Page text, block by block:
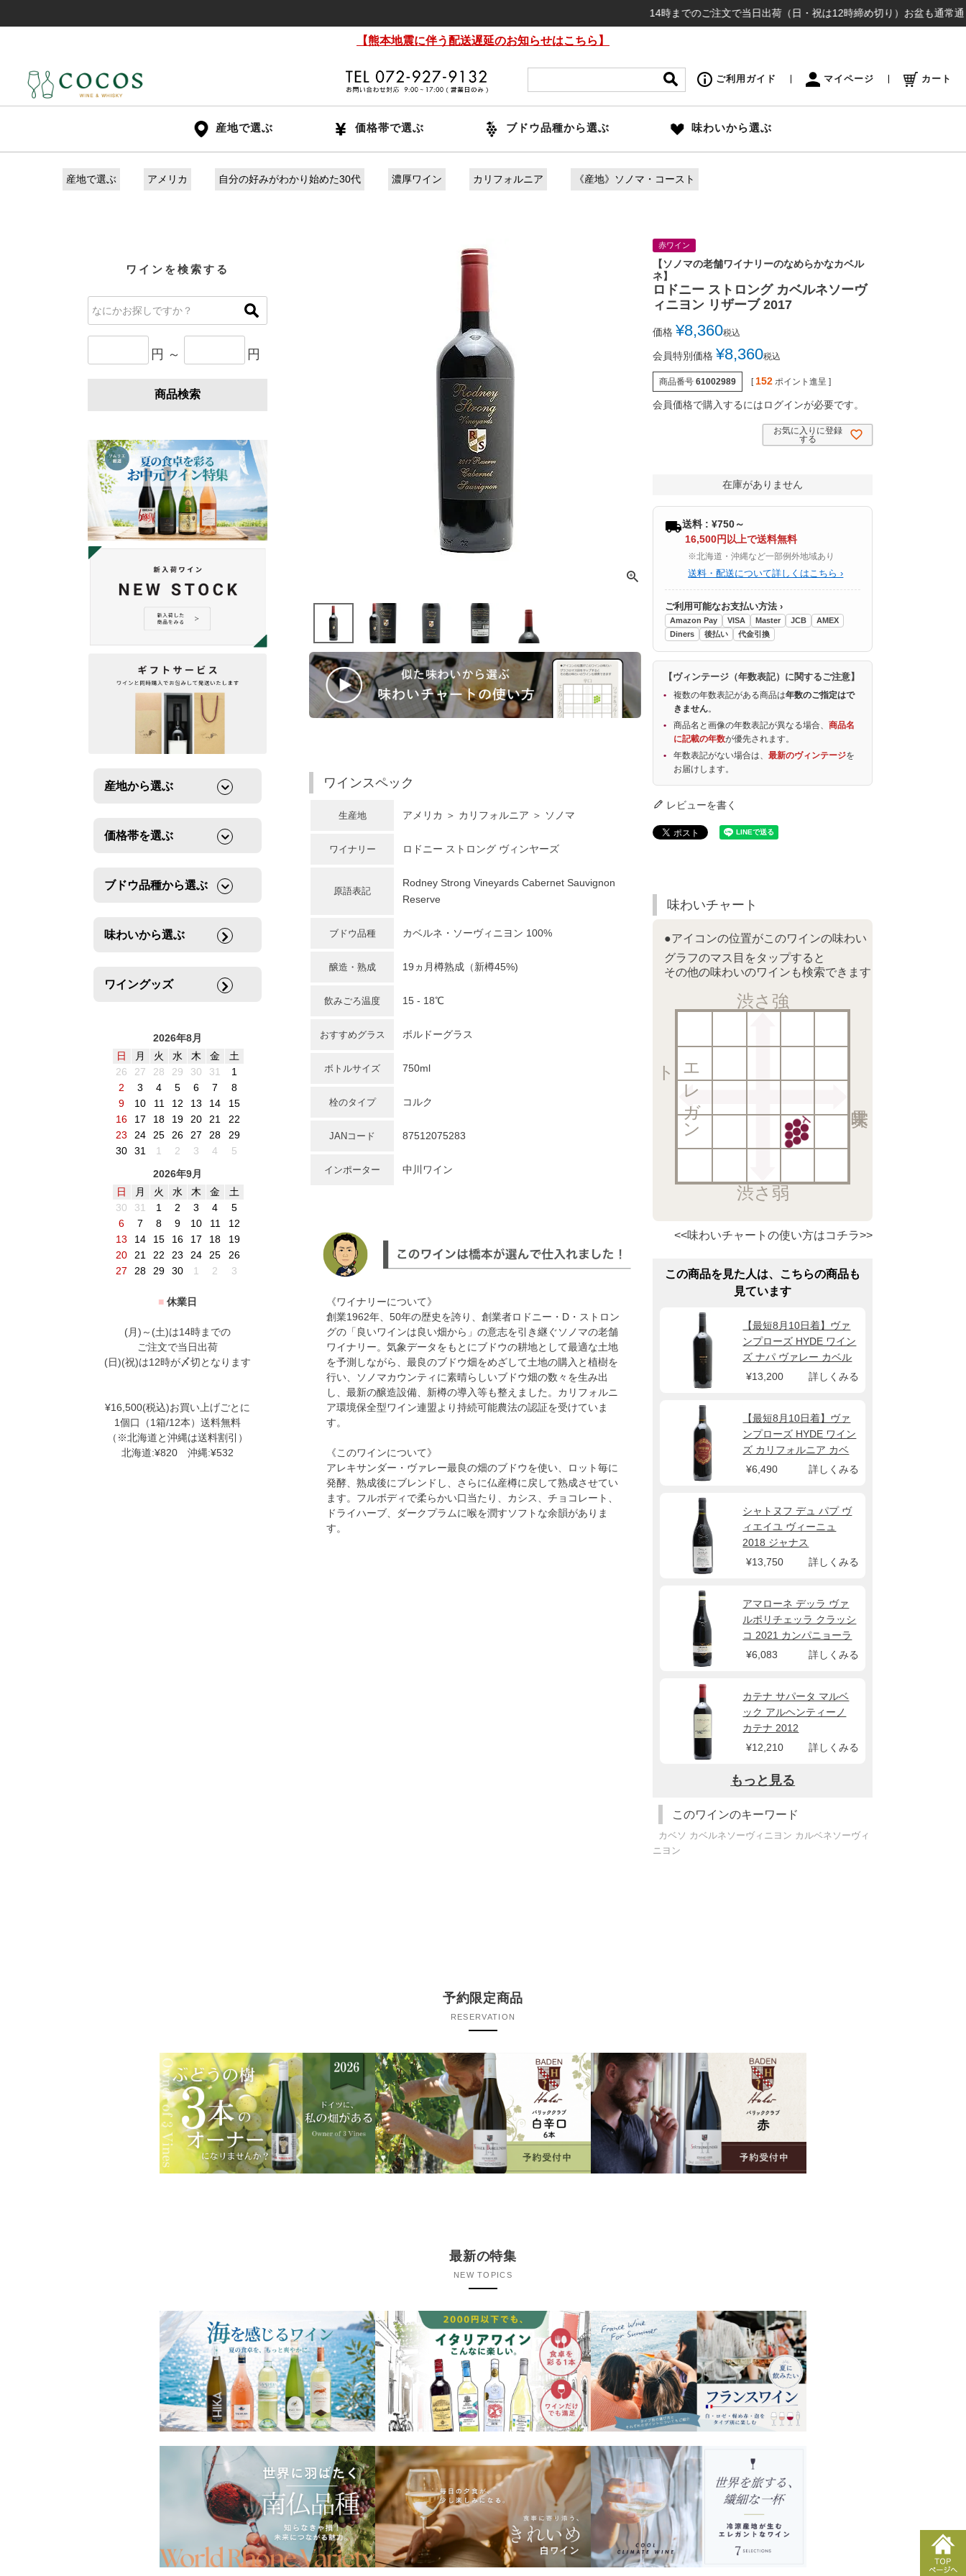
14時までのご注文で当日出荷（日・祝は12時締め切り）お盆も通常通り出
【熊本地震に伴う配送遅延のお知らせはこちら】
ご利用ガイド マイページ カート
産地で選ぶ 価格帯で選ぶ ブドウ品種から選ぶ 味わいから選ぶ
産地で選ぶ アメリカ 自分の好みがわかり始めた30代 濃厚ワイン カリフォルニア 《産地》ソノマ・コースト
ワインを検索する
円 ～ 円
商品検索
産地から選ぶ
価格帯を選ぶ
ブドウ品種から選ぶ
味わいから選ぶ
ワイングッズ
2026年8月
日
月 火 水 木 金
土
26
27 28 29 30 31
1
2
3 4 5 6 7
8
9
10 11 12 13 14
15
16
17 18 19 20 21
22
23
24 25 26 27 28
29
30
31 1 2 3 4
5
2026年9月
日
月 火 水 木 金
土
30
31 1 2 3 4
5
6
7 8 9 10 11
12
13
14 15 16 17 18
19
20
21 22 23 24 25
26
27
28 29 30 1 2 3
■ 休業日
(月)～(土)は14時までの
ご注文で当日出荷
(日)(祝)は12時が〆切となります
¥16,500(税込)お買い上げごとに
1個口（1箱/12本）送料無料
（※北海道と沖縄は送料割引）
北海道:¥820 沖縄:¥532
ワインスペック
生産地 アメリカ ＞ カリフォルニア ＞ ソノマ
ワイナリー ロドニー ストロング ヴィンヤーズ
原語表記
Rodney Strong Vineyards Cabernet Sauvignon
Reserve
ブドウ品種 カベルネ・ソーヴィニヨン 100%
醸造・熟成 19ヵ月樽熟成（新樽45%)
飲みごろ温度 15 - 18℃
おすすめグラス ボルドーグラス
ボトルサイズ 750ml
栓のタイプ コルク
JANコード 87512075283
インポーター 中川ワイン
《ワイナリーについて》
創業1962年、50年の歴史を誇り、創業者ロドニー・D・ストロン
グの「良いワインは良い畑から」の意志を引き継ぐソノマの老舗
ワイナリー。気象データをもとにブドウの耕地として最適な土地
を予測しながら、最良のブドウ畑をめざして土地の購入と植樹を
行い、ソノマカウンティに素晴らしいブドウ畑の数々を生み出
し、最新の醸造設備、新樽の導入等も整えました。カリフォルニ
ア環境保全型ワイン連盟より持続可能農法の認証を受けていま
す。
《このワインについて》
アレキサンダー・ヴァレー最良の畑のブドウを使い、ロット毎に
発酵、熟成後にブレンドし、さらに仏産樽に戻して熟成させてい
ます。フルボディで柔らかい口当たり、カシス、チョコレート、
ドライハーブ、ダークプラムに喉を潤すソフトな余韻がありま
す。
赤ワイン
【ソノマの老舗ワイナリーのなめらかなカベル
ネ】
ロドニー ストロング カベルネソーヴ
ィニヨン リザーブ 2017
価格 ¥8,360税込
会員特別価格 ¥8,360税込
商品番号 61002989 [ 152 ポイント進呈 ]
会員価格で購入するにはログインが必要です。
お気に入りに登録
する
在庫がありません
送料 : ¥750～
16,500円以上で送料無料
※北海道・沖縄など一部例外地域あり
送料・配送について詳しくはこちら ›
ご利用可能なお支払い方法 ›
Amazon Pay VISA Master JCB
AMEX
Diners
後払い 代金引換
【ヴィンテージ（年数表記）に関するご注意】
複数の年数表記がある商品は年数のご指定はで
きません。
商品名と画像の年数表記が異なる場合、商品名
に記載の年数が優先されます。
年数表記がない場合は、最新のヴィンテージを
お届けします。
レビューを書く
味わいチャート
●アイコンの位置がこのワインの味わい
グラフのマス目をタップすると
その他の味わいのワインも検索できます
渋さ強
渋さ弱
エ
レ
ガ
ン
ト
<<味わいチャートの使い方はコチラ>>
この商品を見た人は、こちらの商品も
見ています
【最短8月10日着】ヴァ
ンプローズ HYDE ワイン
ズ ナパ ヴァレー カベル
ネ ソーヴィニヨン 2022
¥13,200 詳しくみる
【最短8月10日着】ヴァ
ンプローズ HYDE ワイン
ズ カリフォルニア カベ
ルネ ソーヴィニヨン
¥6,490 詳しくみる
シャトヌフ デュ パプ ヴ
ィエイユ ヴィーニュ
2018 ジャナス
¥13,750
詳しくみる
アマローネ デッラ ヴァ
ルポリチェッラ クラッシ
コ 2021 カンパニョーラ
¥6,083
詳しくみる
カテナ サパータ マルベ
ック アルヘンティーノ
カテナ 2012
¥12,210
詳しくみる
もっと見る
このワインのキーワード
カベソ カベルネソーヴィニヨン カルベネソーヴィ
ニヨン
予約限定商品
RESERVATION
最新の特集
NEW TOPICS